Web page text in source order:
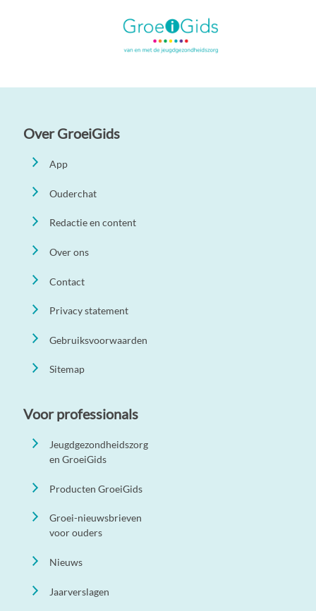
Over GroeiGids
App
Ouderchat
Redactie en content
Over ons
Contact
Privacy statement
Gebruiksvoorwaarden
Sitemap
Voor professionals
Jeugdgezondheidszorg
en GroeiGids
Producten GroeiGids
Groei-nieuwsbrieven
voor ouders
Nieuws
Jaarverslagen